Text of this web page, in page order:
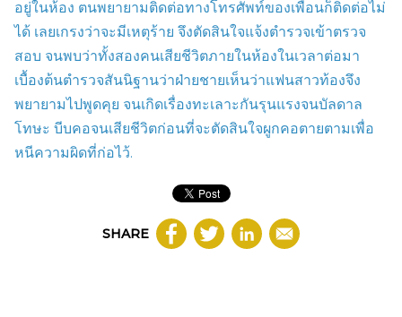
อยู่ในห้อง ตนพยายามติดต่อทางโทรศัพท์ของเพื่อนก็ติดต่อไม่
ได้ เลยเกรงว่าจะมีเหตุร้าย จึงตัดสินใจแจ้งตำรวจเข้าตรวจ
สอบ จนพบว่าทั้งสองคนเสียชีวิตภายในห้องในเวลาต่อมา
เบื้องต้นตำรวจสันนิฐานว่าฝ่ายชายเห็นว่าแฟนสาวท้องจึง
พยายามไปพูดคุย จนเกิดเรื่องทะเลาะกันรุนแรงจนบัลดาล
โทษะ บีบคอจนเสียชีวิตก่อนที่จะตัดสินใจผูกคอตายตามเพื่อ
หนีความผิดที่ก่อไว้.
SHARE